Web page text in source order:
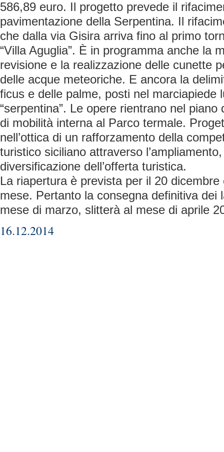
586,89 euro. Il progetto prevede il
pavimentazione della Serpentina. Il
che dalla via Gisira arriva fino al primo
“Villa Aguglia”. È in programma anche la
revisione e la realizzazione delle cunette
delle acque meteoriche. E ancora la
ficus e delle palme, posti nel marciapiede
“serpentina”. Le opere rientrano nel
di mobilità interna al Parco termale.
nell’ottica di un rafforzamento della
turistico siciliano attraverso
diversificazione dell’offerta turistica.
La riapertura è prevista per il 20 dicembre
mese. Pertanto la consegna definitiva dei
mese di marzo, slitterà al mese di aprile
16.12.2014